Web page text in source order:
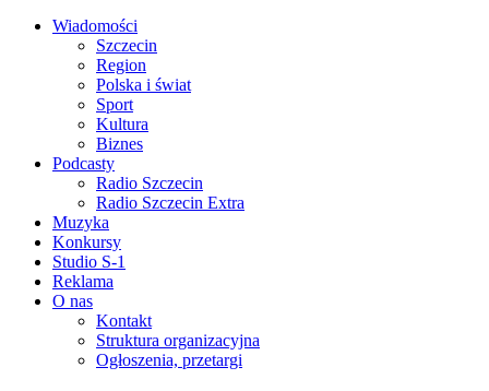
Wiadomości
Szczecin
Region
Polska i świat
Sport
Kultura
Biznes
Podcasty
Radio Szczecin
Radio Szczecin Extra
Muzyka
Konkursy
Studio S-1
Reklama
O nas
Kontakt
Struktura organizacyjna
Ogłoszenia, przetargi